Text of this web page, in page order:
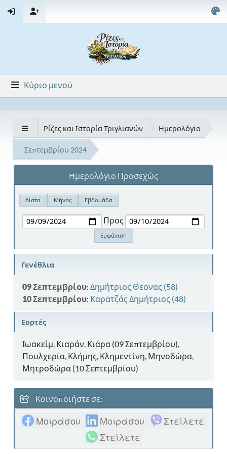
Κύριο μενού
Ρίζες και Ιστορία Τριγλιανών Ημερολόγιο
Σεπτεμβρίου 2024
Ημερολόγιο Προσεχώς
Λίστα Μήνας Εβδομάδα
Προς
Γενέθλια
09 Σεπτεμβρίου: Δημήτριος Θεονας (58)
10 Σεπτεμβρίου: Καρατζάς Δημήτριος (48)
Εορτές
Ιωακείμ, Κιαράν, Κιάρα (09 Σεπτεμβρίου),
Πουλχερία, Κλήμης, Κλημεντίνη, Μηνοδώρα,
Μητροδώρα (10 Σεπτεμβρίου)
Κοινοποιήστε σε:
Μοιράσου Μοιράσου
Στείλετε
Στείλετε